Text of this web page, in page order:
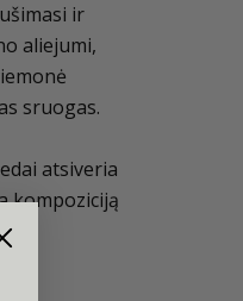
ir
aliejumi,
sruogas.
atsiveria
kompoziciją